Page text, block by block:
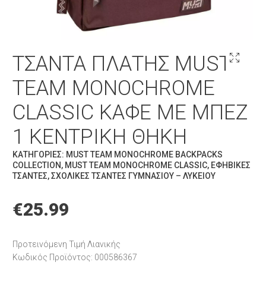
ΤΣΆΝΤΑ ΠΛΆΤΗΣ MUST
TEAM MONOCHROME
CLASSIC ΚΑΦΈ ΜΕ ΜΠΕΖ
1 ΚΕΝΤΡΙΚΉ ΘΉΚΗ
ΚΑΤΗΓΟΡΊΕΣ: MUST TEAM MONOCHROME BACKPACKS
COLLECTION, MUST TEAM MONOCHROME CLASSIC, ΕΦΗΒΙΚΈΣ
ΤΣΆΝΤΕΣ,ΣΧΟΛΙΚΈΣ ΤΣΆΝΤΕΣ ΓΥΜΝΑΣΊΟΥ – ΛΥΚΕΊΟΥ
€25.99
Προτεινόμενη Τιμή Λιανικής
Κωδικός Προϊόντος: 000586367